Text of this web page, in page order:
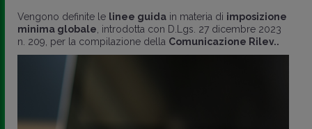
Vengono definite le linee guida in materia di imposizione
minima globale , introdotta con D.Lgs. 27 dicembre 2023
n. 209, per la compilazione della Comunicazione Rilev..